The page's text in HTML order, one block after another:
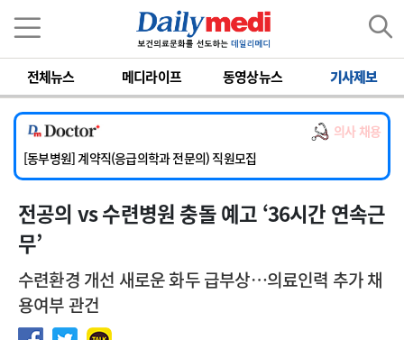
전체뉴스 메디라이프 동영상뉴스 기사제보
의사 채용
[서울아산병원] 2026년 하반기 인턴 모집
[영남대학교의료원] 마취통증의학과 임기제 임상의사 채용
[충남대학교병원] 소아청소년과(소아응급전담) 계약직 의사 공개채용
[동부병원] 계약직(응급의학과 전문의) 직원모집
[이대목동병원] 하반기 전공의(레지던트1년차) 모집
[서울아산병원] 2026년 하반기 인턴 모집
[영남대학교의료원] 마취통증의학과 임기제 임상의사 채용
전공의 vs 수련병원 충돌 예고 ‘36시간 연속근
무’
수련환경 개선 새로운 화두 급부상…의료인력 추가 채
용여부 관건